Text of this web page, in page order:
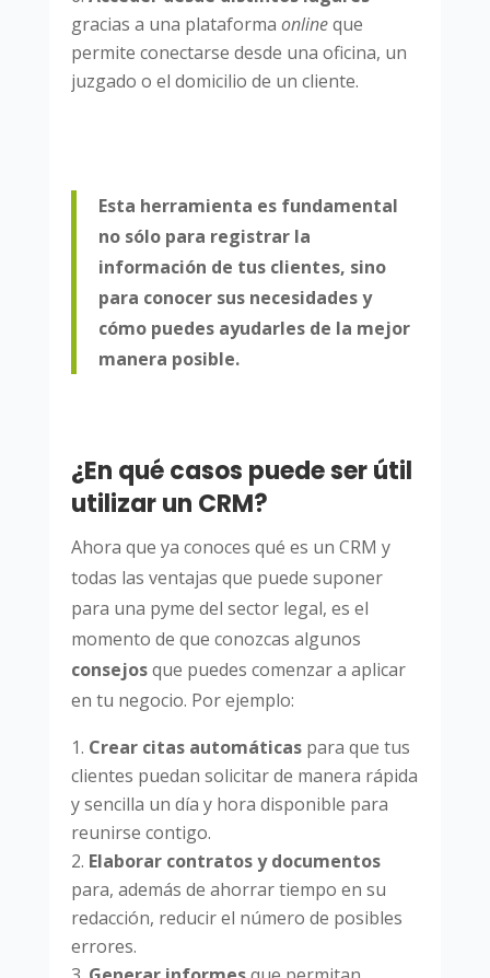
gracias a una plataforma onlineque
permite conectarse desde una oficina, un
juzgado o el domicilio de un cliente.
Esta herramienta es fundamental
no sólo para registrar la
información de tus clientes, sino
para conocer sus necesidades y
cómo puedes ayudarles de la mejor
manera posible.
¿En qué casos puede ser útil
utilizar un CRM?
Ahora que ya conoces qué es un CRM y
todas las ventajas que puede suponer
para una pyme del sector legal, es el
momento de que conozcas algunos
consejosque puedes comenzar a aplicar
en tu negocio. Por ejemplo:
Crear citas automáticaspara que tus
clientes puedan solicitar de manera rápida
y sencilla un día y hora disponible para
reunirse contigo.
Elaborar contratos y documentos
para, además de ahorrar tiempo en su
redacción, reducir el número de posibles
errores.